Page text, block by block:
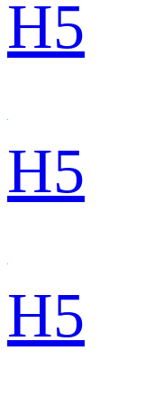
H5
H5
H5